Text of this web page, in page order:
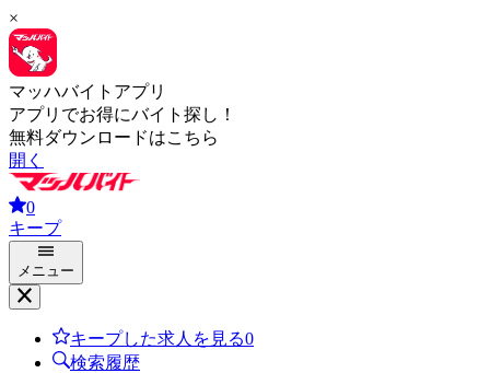
×
マッハバイトアプリ
アプリでお得にバイト探し！
無料ダウンロードはこちら
開く
0
キープ
メニュー
キープした求人を見る0
検索履歴